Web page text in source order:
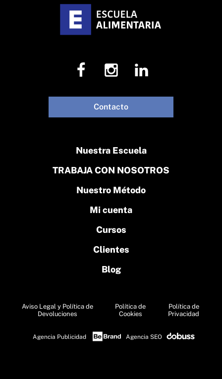
Nuestra Escuela
TRABAJA CON NOSOTROS
Nuestro Método
Mi cuenta
Cursos
Clientes
Blog
Contacto
Aviso Legal y Política de
Devoluciones
Política de
Cookies
Política de
Privacidad
Agencia Publicidad Agencia SEO